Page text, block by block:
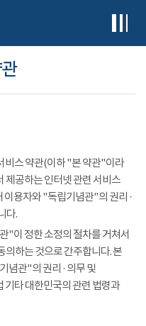
스 약관(이하 "본 약관"이라
공하는 인터넷 관련 서비스
용자와 "독립기념관"의 권리 ·
다.
"이 정한 소정의 절차를 거쳐서
하는 것으로 간주합니다. 본
념관"의 권리 · 의무 및
기타 대한민국의 관련 법령과